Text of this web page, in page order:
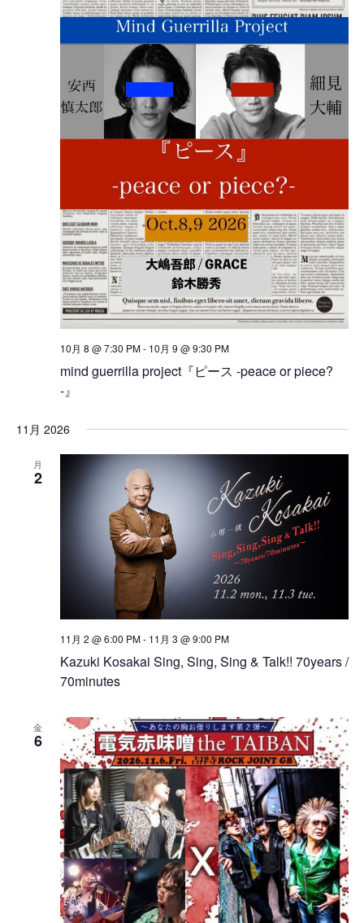
mind guerrilla project『ピース -peace or piece?
-』
10月 8 @ 7:30 PM- 10月 9 @ 9:30 PM
11月 2026
月
2
Kazuki Kosakai Sing, Sing, Sing & Talk!! 70years /
70minutes
11月 2 @ 6:00 PM- 11月 3 @ 9:00 PM
金
6